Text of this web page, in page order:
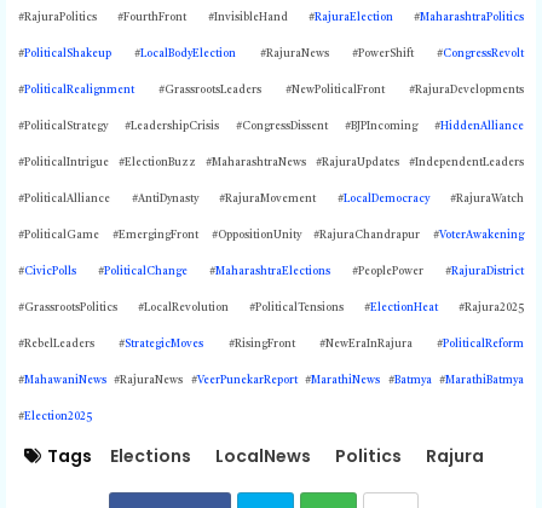
#RajuraPolitics #FourthFront #InvisibleHand #RajuraElection#MaharashtraPolitics
#PoliticalShakeup #LocalBodyElection #RajuraNews #PowerShift #CongressRevolt
#PoliticalRealignment#GrassrootsLeaders #NewPoliticalFront #RajuraDevelopments
#PoliticalStrategy #LeadershipCrisis #CongressDissent #BJPIncoming #HiddenAlliance
#PoliticalIntrigue #ElectionBuzz #MaharashtraNews #RajuraUpdates #IndependentLeaders
#PoliticalAlliance #AntiDynasty #RajuraMovement #LocalDemocracy#RajuraWatch
#PoliticalGame #EmergingFront #OppositionUnity #RajuraChandrapur #VoterAwakening
#CivicPolls #PoliticalChange #MaharashtraElections #PeoplePower #RajuraDistrict
#GrassrootsPolitics #LocalRevolution #PoliticalTensions #ElectionHeat#Rajura2025
#RebelLeaders #StrategicMoves #RisingFront #NewEraInRajura #PoliticalReform
#MahawaniNews #RajuraNews #VeerPunekarReport#MarathiNews #Batmya#MarathiBatmya
#Election2025
Tags Elections LocalNews Politics Rajura